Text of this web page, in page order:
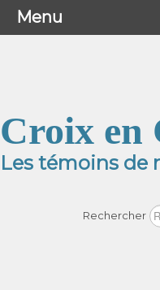
Croix en
Les témoins de
Rechercher
Menu
Menu